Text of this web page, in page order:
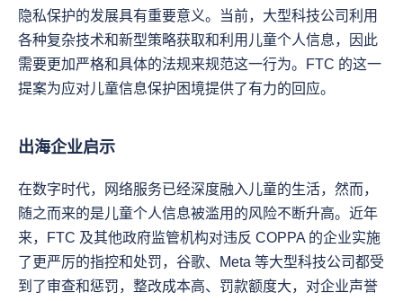
隐私保护的发展具有重要意义。当前，大型科技公司利用
各种复杂技术和新型策略获取和利用儿童个人信息，因此
需要更加严格和具体的法规来规范这一行为。FTC 的这一
提案为应对儿童信息保护困境提供了有力的回应。
出海企业启示
在数字时代，网络服务已经深度融入儿童的生活，然而，
随之而来的是儿童个人信息被滥用的风险不断升高。近年
来，FTC 及其他政府监管机构对违反 COPPA 的企业实施
了更严厉的指控和处罚，谷歌、Meta 等大型科技公司都受
到了审查和惩罚，整改成本高、罚款额度大，对企业声誉